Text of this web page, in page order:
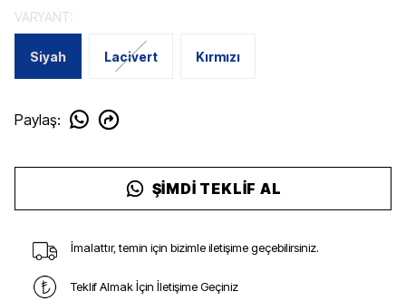
VARYANT:
Siyah Lacivert Kırmızı
Paylaş:
ŞIMDI TEKLIF AL
İmalattır, temin için bizimle iletişime geçebilirsiniz.
Teklif Almak İçin İletişime Geçiniz